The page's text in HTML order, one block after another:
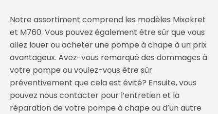
Notre assortiment comprend les modèles Mixokret
et M760. Vous pouvez également être sûr que vous
allez louer ou acheter une pompe à chape à un prix
avantageux. Avez-vous remarqué des dommages à
votre pompe ou voulez-vous être sûr
préventivement que cela est évité? Ensuite, vous
pouvez nous contacter pour l’entretien et la
réparation de votre pompe à chape ou d’un autre